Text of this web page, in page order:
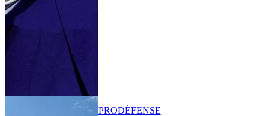
PRODÉFENSE